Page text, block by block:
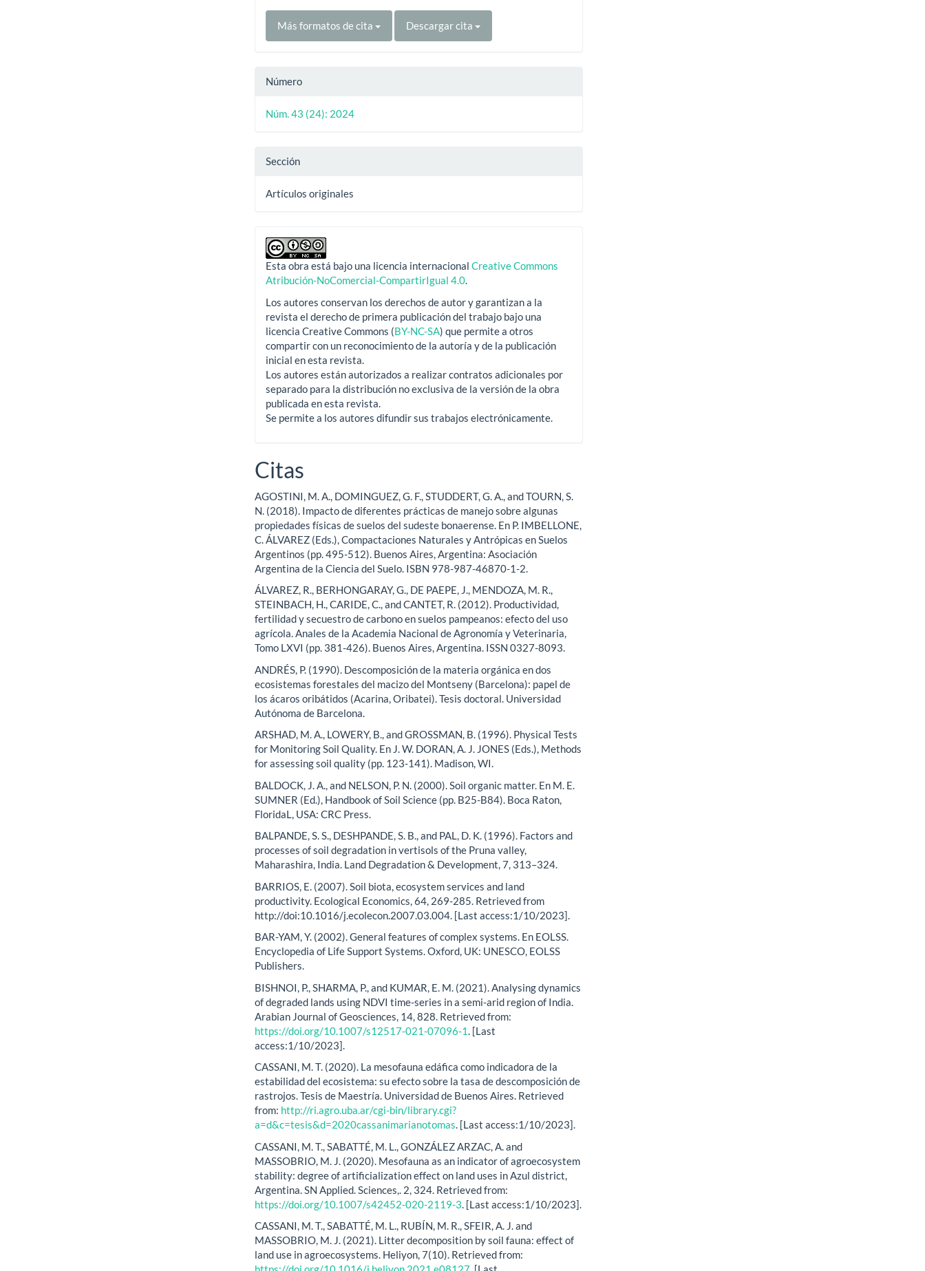
Más formatos de cita Descargar cita
Número
Núm. 43 (24): 2024
Sección
Artículos originales
Esta obra está bajo una licencia internacionalCreative Commons
Atribución-NoComercial-CompartirIgual 4.0.
Los autores conservan los derechos de autor y garantizan a la
revista el derecho de primera publicación del trabajo bajo una
licencia Creative Commons (BY-NC-SA) que permite a otros
compartir con un reconocimiento de la autoría y de la publicación
inicial en esta revista.
Los autores están autorizados a realizar contratos adicionales por
separado para la distribución no exclusiva de la versión de la obra
publicada en esta revista.
Se permite a los autores difundir sus trabajos electrónicamente.
Citas
AGOSTINI, M. A., DOMINGUEZ, G. F., STUDDERT, G. A., and TOURN, S.
N. (2018). Impacto de diferentes prácticas de manejo sobre algunas
propiedades físicas de suelos del sudeste bonaerense. En P. IMBELLONE,
C. ÁLVAREZ (Eds.), Compactaciones Naturales y Antrópicas en Suelos
Argentinos (pp. 495-512). Buenos Aires, Argentina: Asociación
Argentina de la Ciencia del Suelo. ISBN 978-987-46870-1-2.
ÁLVAREZ, R., BERHONGARAY, G., DE PAEPE, J., MENDOZA, M. R.,
STEINBACH, H., CARIDE, C., and CANTET, R. (2012). Productividad,
fertilidad y secuestro de carbono en suelos pampeanos: efecto del uso
agrícola. Anales de la Academia Nacional de Agronomía y Veterinaria,
Tomo LXVI (pp. 381-426). Buenos Aires, Argentina. ISSN 0327-8093.
ANDRÉS, P. (1990). Descomposición de la materia orgánica en dos
ecosistemas forestales del macizo del Montseny (Barcelona): papel de
los ácaros oribátidos (Acarina, Oribatei). Tesis doctoral. Universidad
Autónoma de Barcelona.
ARSHAD, M. A., LOWERY, B., and GROSSMAN, B. (1996). Physical Tests
for Monitoring Soil Quality. En J. W. DORAN, A. J. JONES (Eds.), Methods
for assessing soil quality (pp. 123-141). Madison, WI.
BALDOCK, J. A., and NELSON, P. N. (2000). Soil organic matter. En M. E.
SUMNER (Ed.), Handbook of Soil Science (pp. B25-B84). Boca Raton,
FloridaL, USA: CRC Press.
BALPANDE, S. S., DESHPANDE, S. B., and PAL, D. K. (1996). Factors and
processes of soil degradation in vertisols of the Pruna valley,
Maharashira, India. Land Degradation & Development, 7, 313–324.
BARRIOS, E. (2007). Soil biota, ecosystem services and land
productivity. Ecological Economics, 64, 269-285. Retrieved from
http://doi:10.1016/j.ecolecon.2007.03.004. [Last access:1/10/2023].
BAR-YAM, Y. (2002). General features of complex systems. En EOLSS.
Encyclopedia of Life Support Systems. Oxford, UK: UNESCO, EOLSS
Publishers.
BISHNOI, P., SHARMA, P., and KUMAR, E. M. (2021). Analysing dynamics
of degraded lands using NDVI time-series in a semi-arid region of India.
Arabian Journal of Geosciences, 14, 828. Retrieved from:
https://doi.org/10.1007/s12517-021-07096-1. [Last
access:1/10/2023].
CASSANI, M. T. (2020). La mesofauna edáfica como indicadora de la
estabilidad del ecosistema: su efecto sobre la tasa de descomposición de
rastrojos. Tesis de Maestría. Universidad de Buenos Aires. Retrieved
from: http://ri.agro.uba.ar/cgi-bin/library.cgi?
a=d&c=tesis&d=2020cassanimarianotomas. [Last access:1/10/2023].
CASSANI, M. T., SABATTÉ, M. L., GONZÁLEZ ARZAC, A. and
MASSOBRIO, M. J. (2020). Mesofauna as an indicator of agroecosystem
stability: degree of artificialization effect on land uses in Azul district,
Argentina. SN Applied. Sciences,. 2, 324. Retrieved from:
https://doi.org/10.1007/s42452-020-2119-3. [Last access:1/10/2023].
CASSANI, M. T., SABATTÉ, M. L., RUBÍN, M. R., SFEIR, A. J. and
MASSOBRIO, M. J. (2021). Litter decomposition by soil fauna: effect of
land use in agroecosystems. Heliyon, 7(10). Retrieved from: